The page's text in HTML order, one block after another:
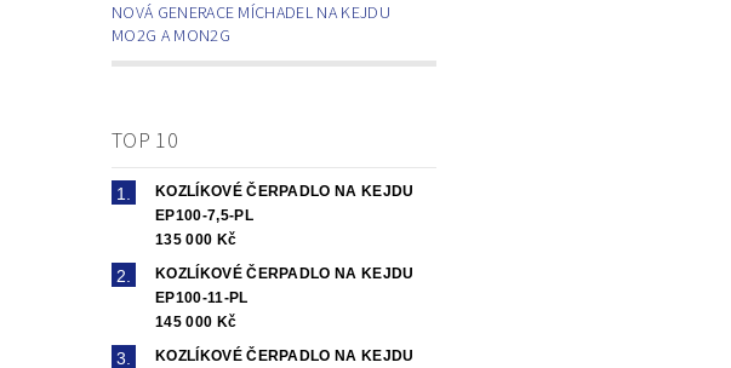
NOVÁ GENERACE MÍCHADEL NA KEJDU
MO2G A MON2G
TOP 10
KOZLÍKOVÉ ČERPADLO NA KEJDU
EP100-7,5-PL
135 000 Kč
KOZLÍKOVÉ ČERPADLO NA KEJDU
EP100-11-PL
145 000 Kč
KOZLÍKOVÉ ČERPADLO NA KEJDU